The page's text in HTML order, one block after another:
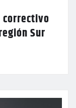
correctivo
Sur